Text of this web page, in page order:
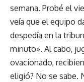
semana. Probé el
veía que el equipo
despedía en la
minuto». Al cabo,
ovacionado,
eligió? No se sabe.